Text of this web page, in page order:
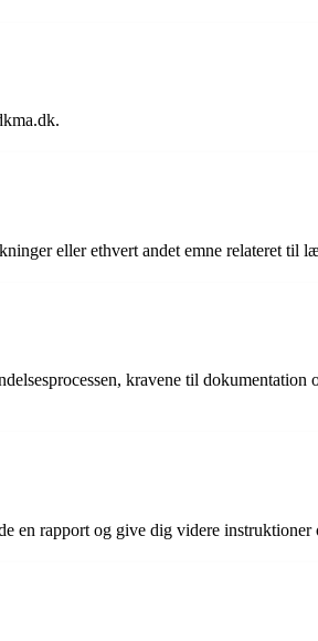
eller ethvert andet emne relateret til
kravene til dokumentation
rapport og give dig videre instruktioner